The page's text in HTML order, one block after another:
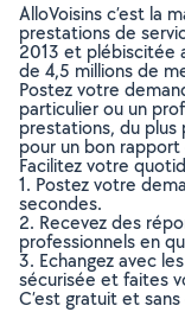
AlloVoisins c’est la
prestations de
2013 et plébiscitée
de 4,5 millions de
Postez votre
particulier ou un
prestations, du plus
pour un bon
Facilitez votre
1. Postez votre
secondes.
2. Recevez des
professionnels en
3. Echangez avec
sécurisée et faites
C’est gratuit et